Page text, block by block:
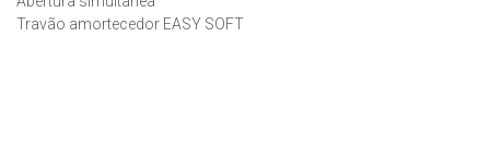
Travão amortecedor EASY SOFT